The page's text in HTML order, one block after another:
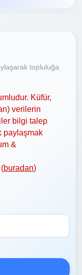
topluluğa
Küfür,
verilerin
bilgi talep
paylaşmak
&
buradan)